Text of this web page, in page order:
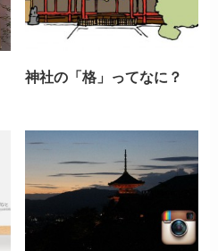
神社の「格」ってなに？